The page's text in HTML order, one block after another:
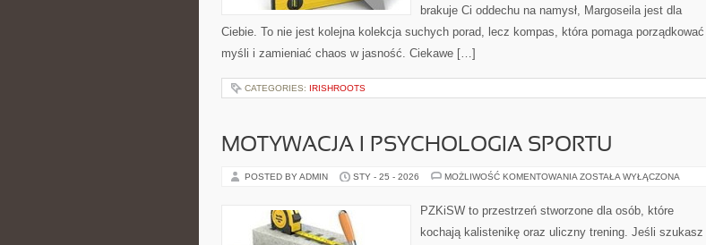
brakuje Ci oddechu na namysł, Margoseila jest dla
Ciebie. To nie jest kolejna kolekcja suchych porad, lecz kompas, która pomaga porządkować
myśli i zamieniać chaos w jasność. Ciekawe […]
CATEGORIES: IRISHROOTS
MOTYWACJA I PSYCHOLOGIA SPORTU
POSTED BY ADMIN STY - 25 - 2026 MOŻLIWOŚĆ KOMENTOWANIA MOTYWACJA
SPORTU
ZOSTAŁA WYŁĄCZONA
PZKiSW to przestrzeń stworzone dla osób, które
kochają kalistenikę oraz uliczny trening. Jeśli szukasz